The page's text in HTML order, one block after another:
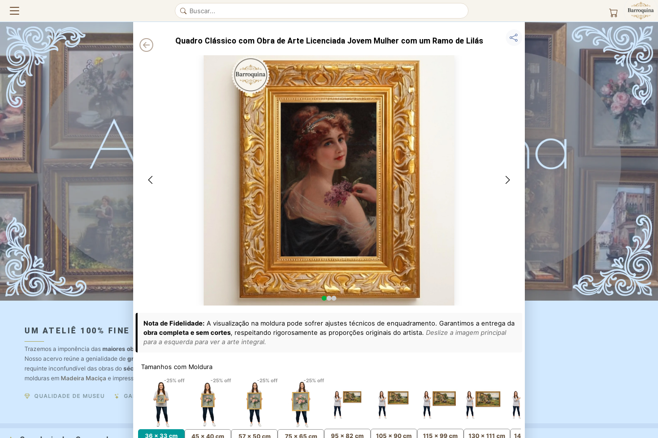
UM ATELIÊ 100% FINE ART
Trazemos a imponência das maiores obras de arte do mundo
Nosso acervo reúne a genialidade de grandes pintores renomados
requinte inconfundível das obras do século XIX. Produção artesanal em
molduras em Madeira Maciça e impressão com Pigmentação Mineral.
QUALIDADE DE MUSEU GARANTIA ETERNA
Quadro Clássico com Obra de Arte Licenciada Jovem Mulher com um Ramo de Lilás
Nota de Fidelidade: A visualização na moldura pode sofrer ajustes técnicos de enquadramento. Garantimos a entrega da
obra completa e sem cortes, respeitando rigorosamente as proporções originais do artista. Deslize a imagem principal
para a esquerda para ver a arte integral.
Tamanhos com Moldura
-25% off
36 x 33 cm
-25% off
45 x 40 cm
-25% off
57 x 50 cm
-25% off
75 x 65 cm 95 x 82 cm 105 x 90 cm 115 x 99 cm 130 x 111 cm 145 x 124 cm